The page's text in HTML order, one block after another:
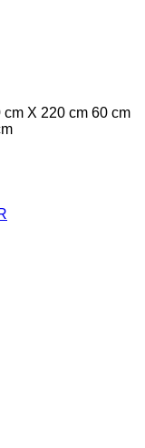
cm X 220 cm 60 cm